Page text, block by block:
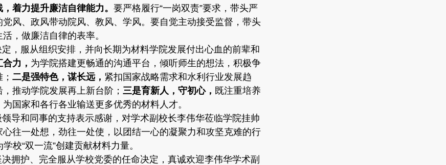
着力提升廉洁自律能力。 要严格履行“一岗双责”要求，带头严
风、政风带动院风、教风、学风。要自觉主动接受监督，带头
，做廉洁自律的表率。
，服从组织安排，并向长期为材料学院发展付出心血的前辈和
力， 为学院搭建更畅通的沟通平台，倾听师生的想法，积极争
二是强特色，谋长远， 紧扣国家战略需求和水利行业发展趋
推动学院发展再上新台阶； 三是育新人，守初心， 既注重培养
国家和各行各业输送更多优秀的材料人才。
导和同事的支持表示感谢，对学术副校长李伟华莅临学院挂帅
往一处想，劲往一处使，以团结一心的凝聚力和攻坚克难的行
校“双一流”创建贡献材料力量。
拥护、完全服从学校党委的任命决定，真诚欢迎李伟华学术副